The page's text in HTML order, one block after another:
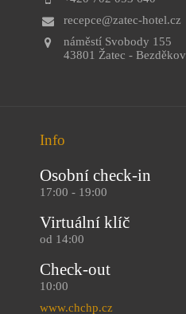
recepce@zatec-hotel.cz
náměstí Svobody 155
43801 Žatec - Bezděkov
Info
Osobní check-in
17:00 - 19:00
Virtuální klíč
od 14:00
Check-out
10:00
www.chchp.cz